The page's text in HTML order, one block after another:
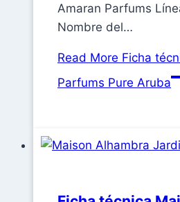
Amaran Parfums
Nombre del…
Read More Ficha
Parfums Pure Aruba